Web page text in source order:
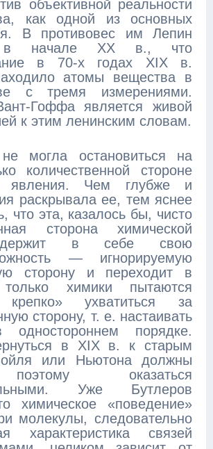
объективной реальности
как одной из основных
В противовес им Лепин
в начале XX в., что
в 70-х годах XIX в.
атомы вещества в
с тремя измерениями.
Гоффа является живой
к этим ленинским словам.
могла остановиться на
количественной стороне
явления. Чем глубже и
раскрывала ее, тем яснее
что эта, казалось бы, чисто
сторона химической
в себе свою
— игнорируемую
сторону и переходит в
химики пытаются
крепко» ухватиться за
сторону, т. е. настаивать
порядке.
в XIX в. к старым
или Ньютона должны
оказаться
Уже Бутлеров
химическое «поведение»
молекулы, следовательно
характеристика связей